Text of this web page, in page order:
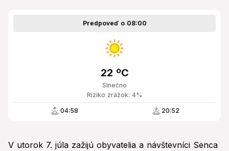
Predpoveď o 08:00
Slnečno
22 ºC
Riziko zrážok: 4%
04:58 20:52
V utorok 7. júla zažijú obyvatelia a návštevníci Senca